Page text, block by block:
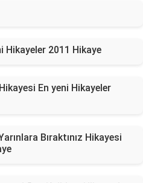
Hikayeler 2011 Hikaye
En yeni Hikayeler
Bıraktınız Hikayesi